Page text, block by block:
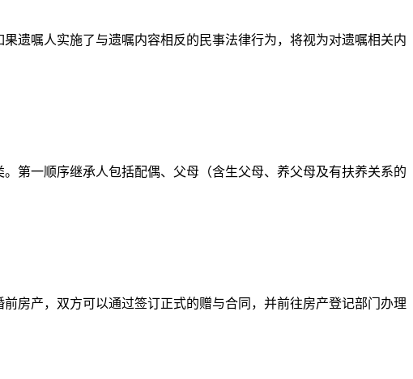
遗嘱人实施了与遗嘱内容相反的民事法律行为，将视为对遗嘱相关内
第一顺序继承人包括配偶、父母（含生父母、养父母及有扶养关系的
房产，双方可以通过签订正式的赠与合同，并前往房产登记部门办理